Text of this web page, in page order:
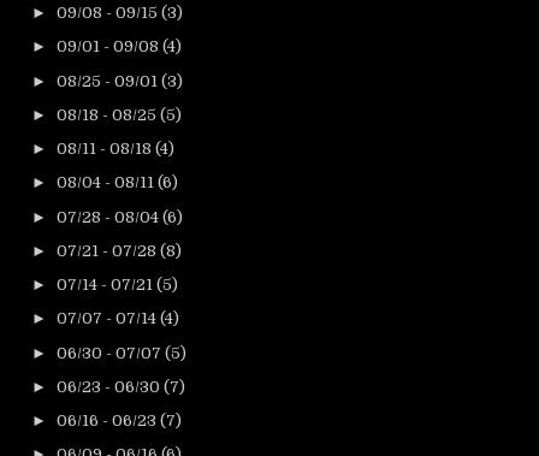
► 09/08 - 09/15 (3)
► 09/01 - 09/08 (4)
► 08/25 - 09/01 (3)
► 08/18 - 08/25 (5)
► 08/11 - 08/18 (4)
► 08/04 - 08/11 (6)
► 07/28 - 08/04 (6)
► 07/21 - 07/28 (8)
► 07/14 - 07/21 (5)
► 07/07 - 07/14 (4)
► 06/30 - 07/07 (5)
► 06/23 - 06/30 (7)
► 06/16 - 06/23 (7)